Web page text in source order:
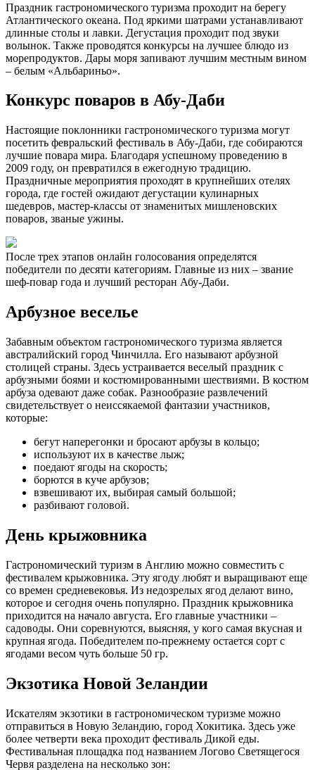
Праздник гастрономического туризма проходит на берегу
Атлантического океана. Под яркими шатрами устанавливают
длинные столы и лавки. Дегустация проходит под звуки
волынок. Также проводятся конкурсы на лучшее блюдо из
морепродуктов. Дары моря запивают лучшим местным вином
– белым «Альбариньо».
Конкурс поваров в Абу-Даби
Настоящие поклонники гастрономического туризма могут
посетить февральский фестиваль в Абу-Даби, где собираются
лучшие повара мира. Благодаря успешному проведению в
2009 году, он превратился в ежегодную традицию.
Праздничные мероприятия проходят в крупнейших отелях
города, где гостей ожидают дегустации кулинарных
шедевров, мастер-классы от знаменитых мишленовских
поваров, званые ужины.
После трех этапов онлайн голосования определятся
победители по десяти категориям. Главные из них – звание
шеф-повар года и лучший ресторан Абу-Даби.
Арбузное веселье
Забавным объектом гастрономического туризма является
австралийский город Чинчилла. Его называют арбузной
столицей страны. Здесь устраивается веселый праздник с
арбузными боями и костюмированными шествиями. В костюм
арбуза одевают даже собак. Разнообразие развлечений
свидетельствует о неиссякаемой фантазии участников,
которые:
бегут наперегонки и бросают арбузы в кольцо;
используют их в качестве лыж;
поедают ягоды на скорость;
борются в куче арбузов;
взвешивают их, выбирая самый большой;
разбивают головой.
День крыжовника
Гастрономический туризм в Англию можно совместить с
фестивалем крыжовника. Эту ягоду любят и выращивают еще
со времен средневековья. Из недозрелых ягод делают вино,
которое и сегодня очень популярно. Праздник крыжовника
приходится на начало августа. Его главные участники –
садоводы. Они соревнуются, выясняя, у кого самая вкусная и
крупная ягода. Победителем по-прежнему остается сорт с
ягодами весом чуть больше 50 гр.
Экзотика Новой Зеландии
Искателям экзотики в гастрономическом туризме можно
отправиться в Новую Зеландию, город Хокитика. Здесь уже
более четверти века проходит фестиваль Дикой еды.
Фестивальная площадка под названием Логово Светящегося
Червя разделена на несколько зон: